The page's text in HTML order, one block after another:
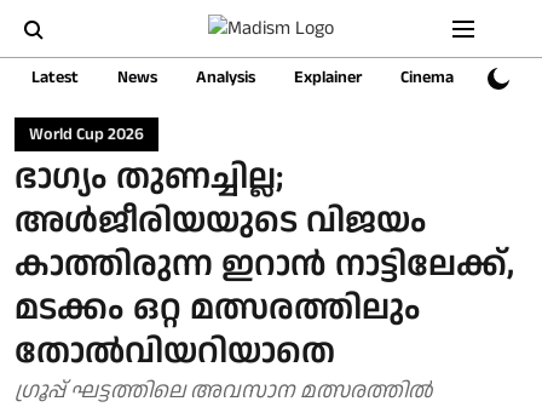
Latest News Analysis Explainer Cinema Sports
World Cup 2026
ഭാ​ഗ്യം ​തുണച്ചില്ല;
അൾജീരിയയുടെ വിജയം
കാത്തിരുന്ന ഇറാൻ നാട്ടിലേക്ക്,
മടക്കം ഒറ്റ മത്സരത്തിലും
തോൽവിയറിയാതെ
ഗ്രൂപ്പ് ഘട്ടത്തിലെ അവസാന മത്സരത്തിൽ